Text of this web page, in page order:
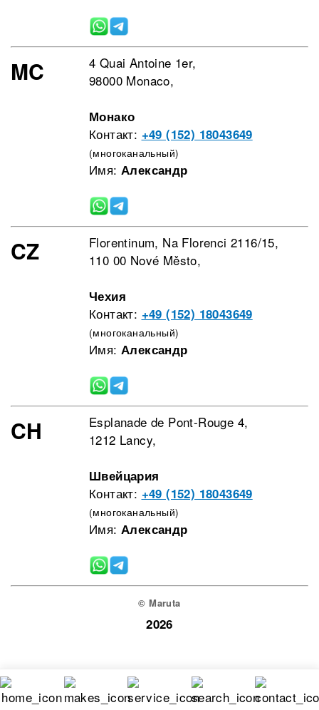
MC
4 Quai Antoine 1er,
98000 Monaco,
Монако
Контакт: +49 (152) 18043649
(многоканальный)
Имя: Александр
CZ
Florentinum, Na Florenci 2116/15,
110 00 Nové Město,
Чехия
Контакт: +49 (152) 18043649
(многоканальный)
Имя: Александр
CH
Esplanade de Pont-Rouge 4,
1212 Lancy,
Швейцария
Контакт: +49 (152) 18043649
(многоканальный)
Имя: Александр
© Maruta
2026